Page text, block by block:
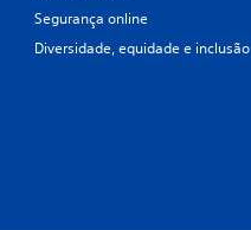
Segurança online
Diversidade, equidade e inclusão